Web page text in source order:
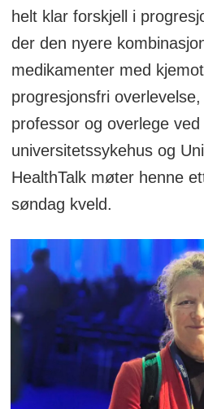
helt klar forskjell i
der den nyere
medikamenter med
progresjonsfri
professor og overlege ved
universitetssykehus og
HealthTalk møter henne
søndag kveld.